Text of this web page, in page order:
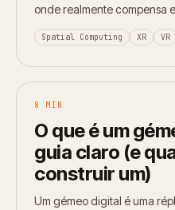
onde realmente compensa
Spatial Computing XR VR
8 MIN
O que é um
guia claro (e
construir um)
Um gémeo digital é uma